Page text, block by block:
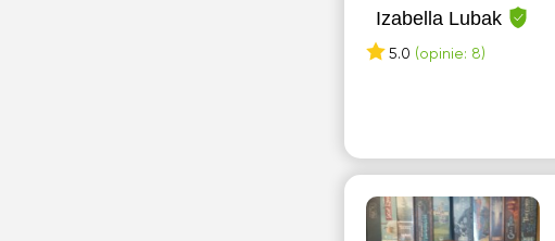
Izabella Lubak
5.0 (opinie: 8)